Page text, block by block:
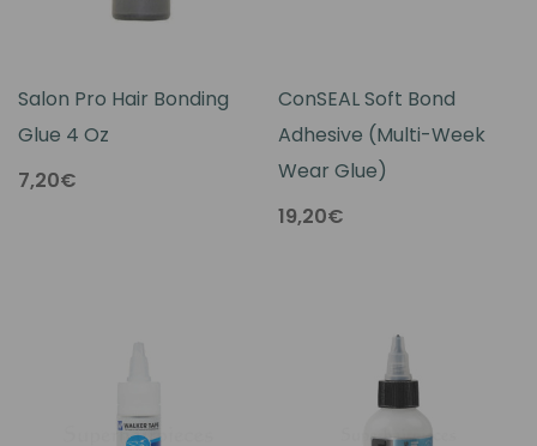
Salon Pro Hair Bonding
Glue 4 Oz
7,20€
ConSEAL Soft Bond
Adhesive (Multi-Week
Wear Glue)
19,20€